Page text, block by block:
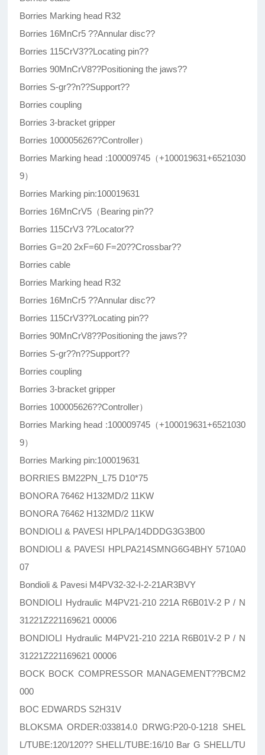
Borries Marking head R32
Borries 16MnCr5 ??Annular disc??
Borries 115CrV3??Locating pin??
Borries 90MnCrV8??Positioning the jaws??
Borries S-gr??n??Support??
Borries coupling
Borries 3-bracket gripper
Borries 100005626??Controller）
Borries Marking head :100009745（+100019631+6521030
9）
Borries Marking pin:100019631
Borries 16MnCrV5（Bearing pin??
Borries 115CrV3 ??Locator??
Borries G=20 2xF=60 F=20??Crossbar??
Borries cable
Borries Marking head R32
Borries 16MnCr5 ??Annular disc??
Borries 115CrV3??Locating pin??
Borries 90MnCrV8??Positioning the jaws??
Borries S-gr??n??Support??
Borries coupling
Borries 3-bracket gripper
Borries 100005626??Controller）
Borries Marking head :100009745（+100019631+6521030
9）
Borries Marking pin:100019631
BORRIES BM22PN_L75 D10*75
BONORA 76462 H132MD/2 11KW
BONORA 76462 H132MD/2 11KW
BONDIOLI & PAVESI HPLPA/14DDDG3G3B00
BONDIOLI & PAVESI HPLPA214SMNG6G4BHY 5710A0
07
Bondioli & Pavesi M4PV32-32-I-2-21AR3BVY
BONDIOLI Hydraulic M4PV21-210 221A R6B01V-2 P / N
31221Z221169621 00006
BONDIOLI Hydraulic M4PV21-210 221A R6B01V-2 P / N
31221Z221169621 00006
BOCK BOCK COMPRESSOR MANAGEMENT??BCM2
000
BOC EDWARDS S2H31V
BLOKSMA ORDER:033814.0 DRWG:P20-0-1218 SHEL
L/TUBE:120/120?? SHELL/TUBE:16/10 Bar G SHELL/TU